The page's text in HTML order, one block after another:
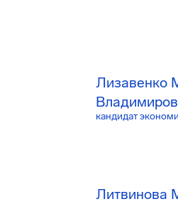
Лизавенко
кандидат
Литвинова